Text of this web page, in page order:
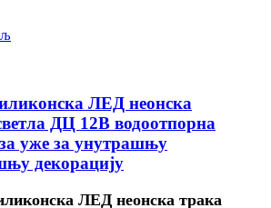
ЛЕД неонска
ДЦ 12В водоотпорна
уже за унутрашњу
декорацију
ЛЕД неонска трака